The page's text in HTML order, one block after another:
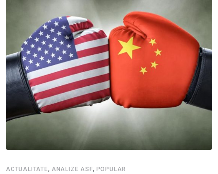
ACTUALITATE, ANALIZE ASF, POPULAR